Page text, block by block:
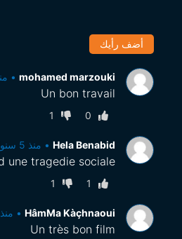
أضف رأيك
mohamed marzouki
• منذ 5
Un bon travail
0
1
Hela Benabid
• منذ 5 سنوات
une tragedie sociale
1
1
HâmMa Kàçhnaoui
• منذ 5 سنوات
Un très bon film